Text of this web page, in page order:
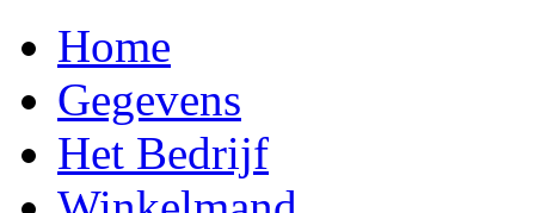
Home
Gegevens
Het Bedrijf